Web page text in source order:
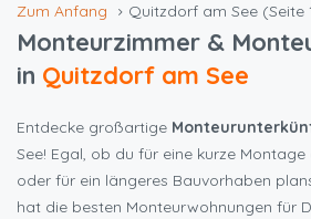
Zum Anfang Quitzdorf am See (Seite
Monteurzimmer &
in Quitzdorf am See
Entdecke großartige
See! Egal, ob du für eine kurze
oder für ein längeres Bauvorhaben
hat die besten Monteurwohnungen für